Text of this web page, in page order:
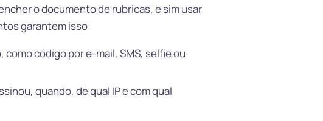
o documento de rubricas, e sim usar
garantem isso:
código por e-mail, SMS, selfie ou
quando, de qual IP e com qual